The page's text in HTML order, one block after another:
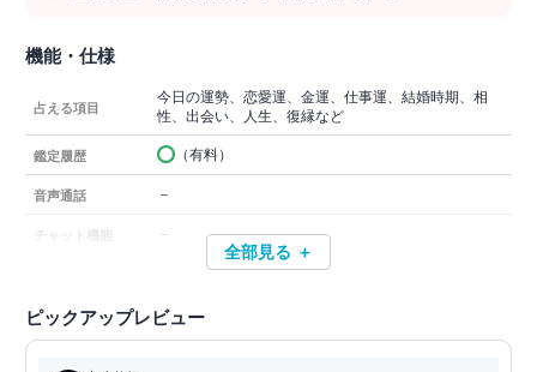
機能・仕様
占える項目
今日の運勢、恋愛運、金運、仕事運、結婚時期、相
性、出会い、人生、復縁など
鑑定履歴 （有料）
音声通話 －
チャット機能 －
全部見る ＋
ピックアップレビュー